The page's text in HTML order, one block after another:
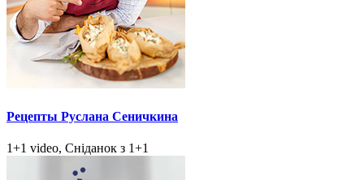
Рецепты Руслана Сеничкина
1+1 video, Сніданок з 1+1